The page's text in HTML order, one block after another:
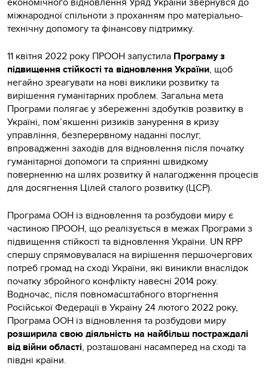
міжнародної спільноти з проханням про матеріально-
технічну допомогу та фінансову підтримку.
11 квітня 2022 року ПРООН запустила Програму з
підвищення стійкості та відновлення України, щоб
негайно зреагувати на нові виклики розвитку та
вирішення гуманітарних проблем. Загальна мета
Програми полягає у збереженні здобутків розвитку в
Україні, пом’якшенні ризиків занурення в кризу
управління, безперервному наданні послуг,
впровадженні заходів для відновлення після початку
гуманітарної допомоги та сприянні швидкому
поверненню на шлях розвитку й налагодження процесів
для досягнення Цілей сталого розвитку (ЦСР).
Програма ООН із відновлення та розбудови миру є
частиною ПРООН, що реалізується в межах Програми з
підвищення стійкості та відновлення України. UN RPP
спершу спрямовувалася на вирішення першочергових
потреб громад на сході України, які виникли внаслідок
початку збройного конфлікту навесні 2014 року.
Водночас, після повномасштабного вторгнення
Російської Федерації в Україну 24 лютого 2022 року,
Програма ООН із відновлення та розбудови миру
розширила свою діяльність на найбільш постраждалі
від війни області, розташовані насамперед на сході та
півдні країни.